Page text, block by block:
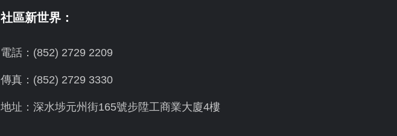
社區新世界：
電話：(852) 2729 2209
傳真：(852) 2729 3330
地址：深水埗元州街165號步陞工商業大廈4樓